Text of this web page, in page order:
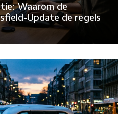
Waarom de
Update de regels